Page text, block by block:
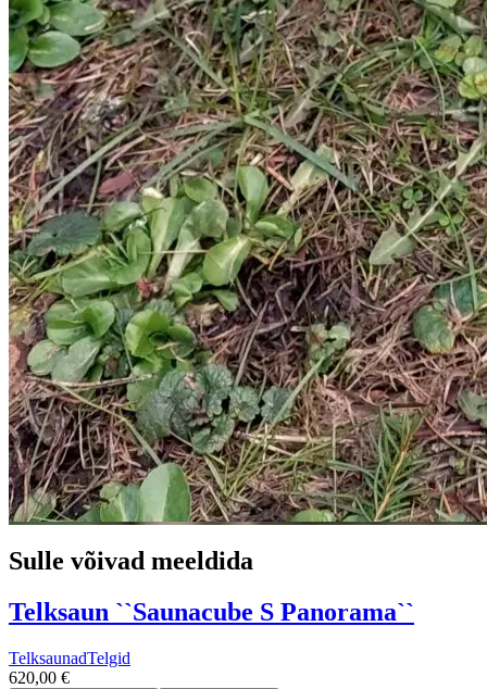
Sulle võivad meeldida
Telksaun ``Saunacube S Panorama``
TelksaunadTelgid
620,00 €